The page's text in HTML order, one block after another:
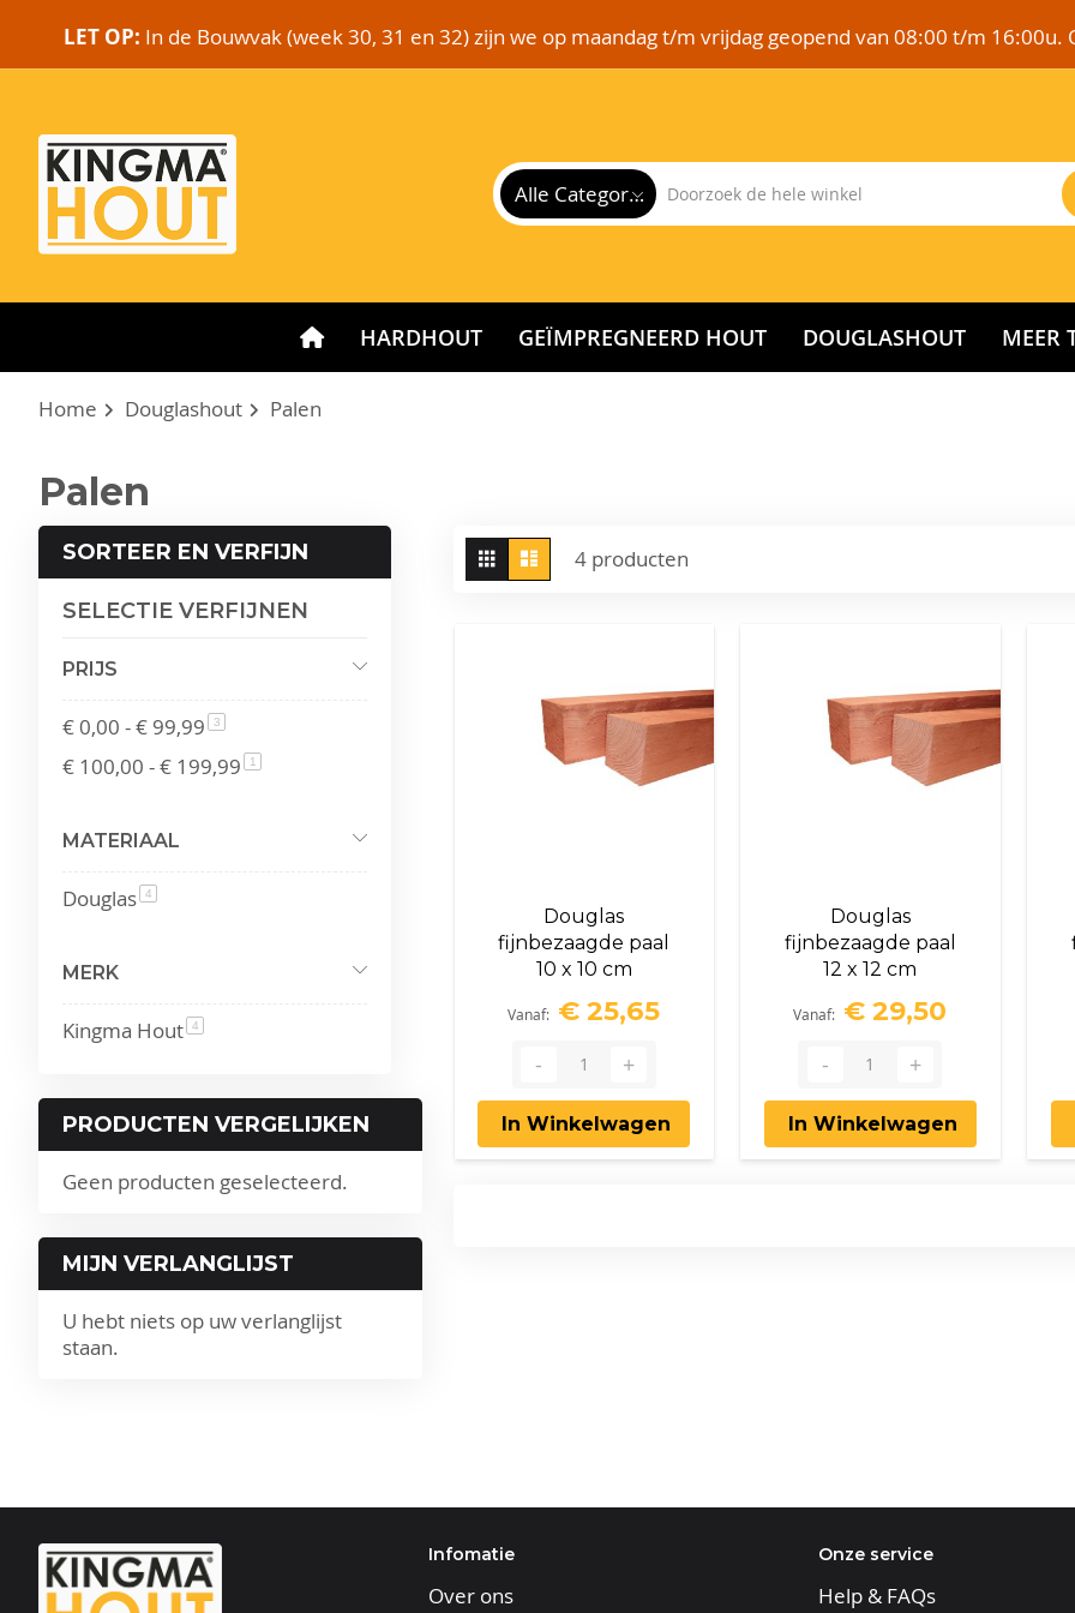
LET OP: In de Bouwvak (week 30, 31 en 32) zijn we op maandag t/m vrijdag geopend van 08:00 t/m
Alle Categorieën
HARDHOUT GEÏMPREGNEERD HOUT DOUGLASHOUT MEER
Home Douglashout Palen
Palen
Tonen
als
Foto-
tabel
Lijst4producten
Douglas
fijnbezaagde paal
10 x 10 cm
Vanaf € 25,65
In Winkelwagen
Douglas
fijnbezaagde paal
12 x 12 cm
Vanaf € 29,50
In Winkelwagen
SORTEER EN VERFIJN
SELECTIE VERFIJNEN
PRIJS
€ 0,00 -€ 99,99 3product
€ 100,00 -€ 199,99 1
MATERIAAL
Douglas 4
MERK
Kingma Hout 4
PRODUCTEN VERGELIJKEN
Geen producten geselecteerd.
MIJN VERLANGLIJST
U hebt niets op uw verlanglijst
staan.
Infomatie
Over ons
Onze service
Help & FAQs